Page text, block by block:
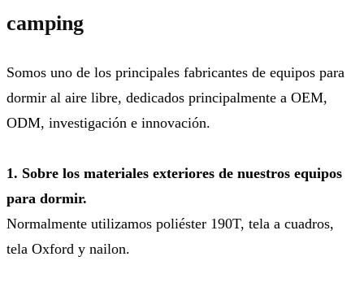
camping
Somos uno de los principales fabricantes de equipos para
dormir al aire libre, dedicados principalmente a OEM,
ODM, investigación e innovación.
1. Sobre los materiales exteriores de nuestros equipos
para dormir.
Normalmente utilizamos poliéster 190T, tela a cuadros,
tela Oxford y nailon.